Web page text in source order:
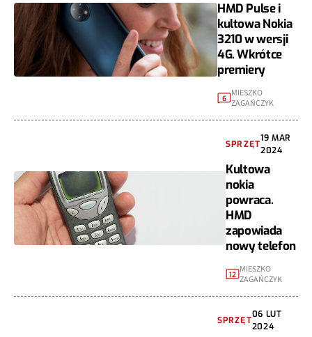
HMD Pulse i
kultowa Nokia
3210 w wersji
4G. Wkrótce
premiery
6 MIESZKO
ZAGAŃCZYK
SPRZĘT
19 MAR
2024
Kultowa
nokia
powraca.
HMD
zapowiada
nowy telefon
12 MIESZKO
ZAGAŃCZYK
SPRZĘT
06 LUT
2024